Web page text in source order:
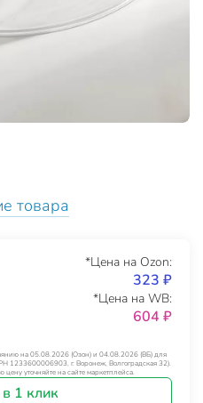
товара
*Цена на Ozon:
323 ₽
*Цена на WB:
604 ₽
на 05.08.2026 (Озон) и 04.08.2026 (ВБ) для
1233600006903, г. Воронеж, Волгоградская 32).
уточняйте на сайте маркетплейса.
1 клик